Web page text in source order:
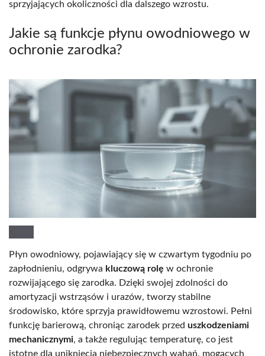
sprzyjających okoliczności dla dalszego wzrostu.
Jakie są funkcje płynu owodniowego w
ochronie zarodka?
Płyn owodniowy, pojawiający się w czwartym tygodniu po
zapłodnieniu, odgrywa kluczową rolę w ochronie
rozwijającego się zarodka. Dzięki swojej zdolności do
amortyzacji wstrząsów i urazów, tworzy stabilne
środowisko, które sprzyja prawidłowemu wzrostowi. Pełni
funkcję barierową, chroniąc zarodek przed uszkodzeniami
mechanicznymi, a także regulując temperaturę, co jest
istotne dla uniknięcia niebezpiecznych wahań, mogących